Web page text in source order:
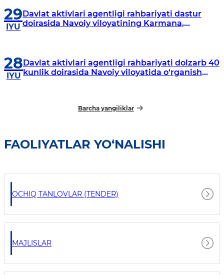
29
IYU
Davlat aktivlari agentligi rahbariyati dastur
doirasida Navoiy viloyatining Karmana,
28
IYU
Davlat aktivlari agentligi rahbariyati dolzarb 40
kunlik doirasida Navoiy viloyatida o‘rganish
Barcha yangiliklar
FAOLIYATLAR YO‘NALISHI
OCHIQ TANLOVLAR (TENDER)
MAJLISLAR